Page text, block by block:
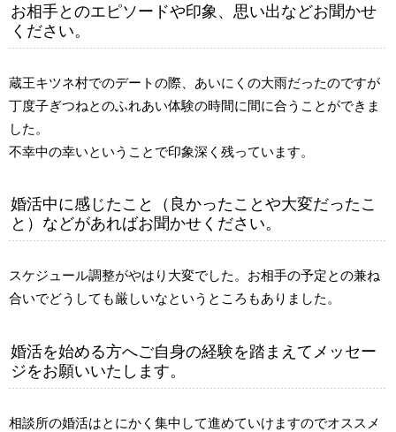
お相手とのエピソードや印象、思い出などお聞かせ
ください。
蔵王キツネ村でのデートの際、あいにくの大雨だったのですが
丁度子ぎつねとのふれあい体験の時間に間に合うことができま
した。
不幸中の幸いということで印象深く残っています。
婚活中に感じたこと（良かったことや大変だったこ
と）などがあればお聞かせください。
スケジュール調整がやはり大変でした。お相手の予定との兼ね
合いでどうしても厳しいなというところもありました。
婚活を始める方へご自身の経験を踏まえてメッセー
ジをお願いいたします。
相談所の婚活はとにかく集中して進めていけますのでオススメ